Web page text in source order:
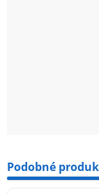
Jde o
Podobné